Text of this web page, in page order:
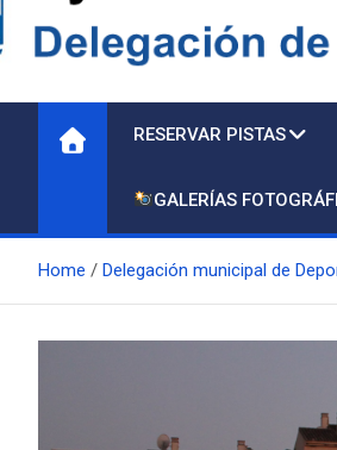
Delegación
RESERVAR PISTAS
GALERÍAS
Home Delegación municipal de